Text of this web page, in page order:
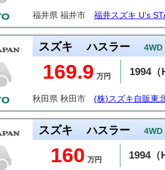
福井県 福井市 福井スズキ U’s
スズキ ハスラー 4WD
169.9 万円 1994（
秋田県 秋田市 (株)スズキ自販東
スズキ ハスラー 4WD
160 万円 1994（